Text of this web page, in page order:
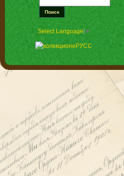
Select Language ▼